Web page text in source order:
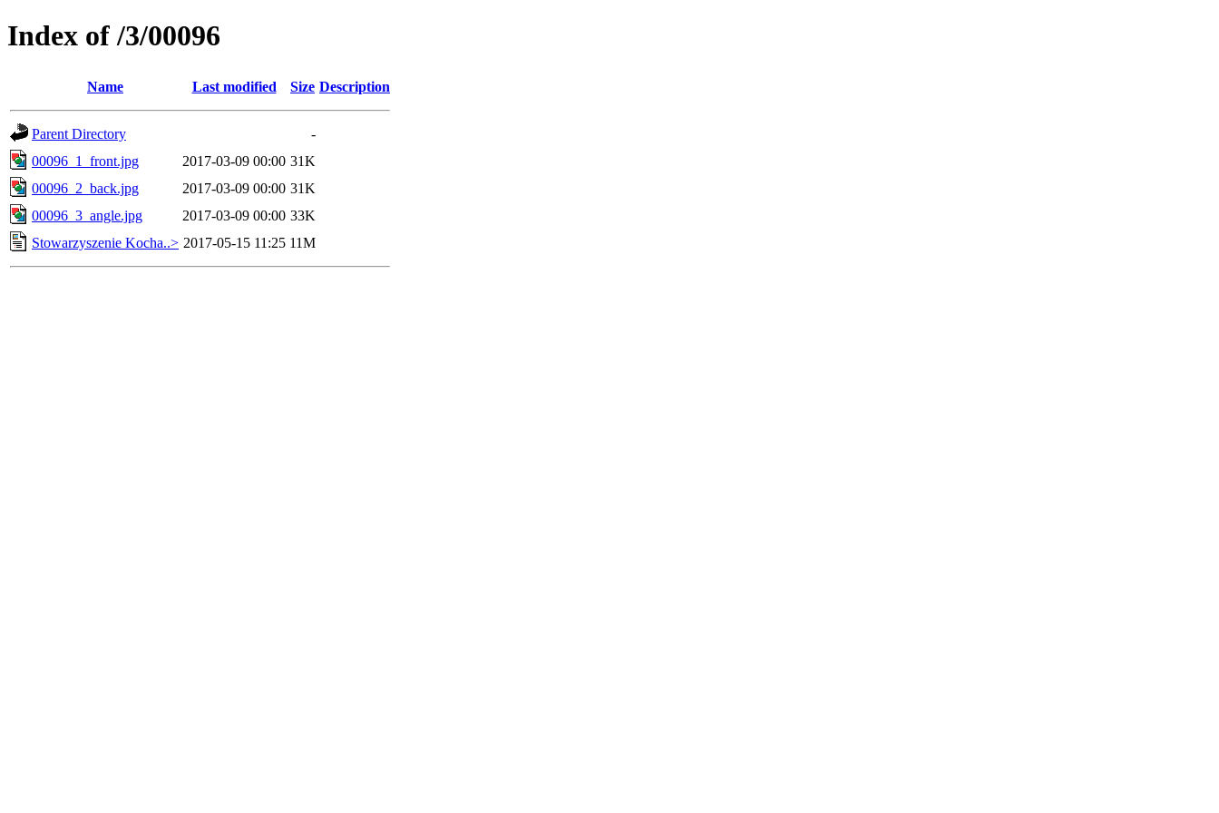
Index of /3/00096
Name Last modified Size Description
Parent Directory
-
00096_1_front.jpg
2017-03-09 00:00 31K
00096_2_back.jpg
2017-03-09 00:00 31K
00096_3_angle.jpg
2017-03-09 00:00 33K
Stowarzyszenie Kocha..> 2017-05-15 11:25 11M